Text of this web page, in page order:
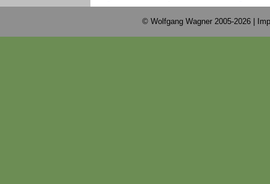
© Wolfgang Wagner 2005-2026 |